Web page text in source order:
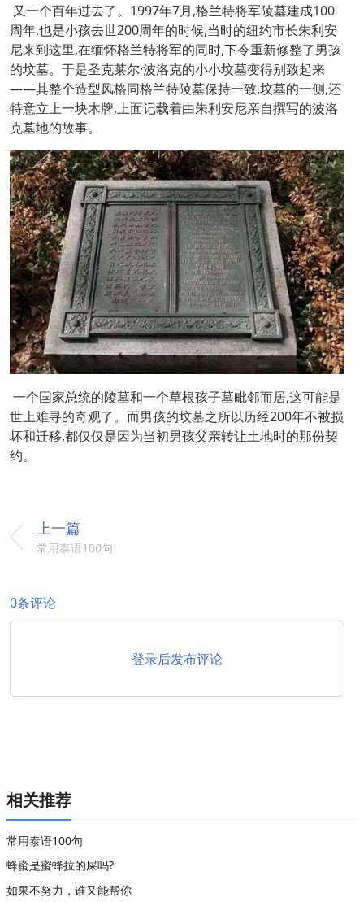
又一个百年过去了。1997年7月,格兰特将军陵墓建成100
周年,也是小孩去世200周年的时候,当时的纽约市长朱利安
尼来到这里,在缅怀格兰特将军的同时,下令重新修整了男孩
的坟墓。于是圣克莱尔·波洛克的小小坟墓变得别致起来
——其整个造型风格同格兰特陵墓保持一致,坟墓的一侧,还
特意立上一块木牌,上面记载着由朱利安尼亲自撰写的波洛
克墓地的故事。
一个国家总统的陵墓和一个草根孩子墓毗邻而居,这可能是
世上难寻的奇观了。而男孩的坟墓之所以历经200年不被损
坏和迁移,都仅仅是因为当初男孩父亲转让土地时的那份契
约。
上一篇
常用泰语100句
0条评论
登录后发布评论
相关推荐
常用泰语100句
蜂蜜是蜜蜂拉的屎吗?
如果不努力，谁又能帮你